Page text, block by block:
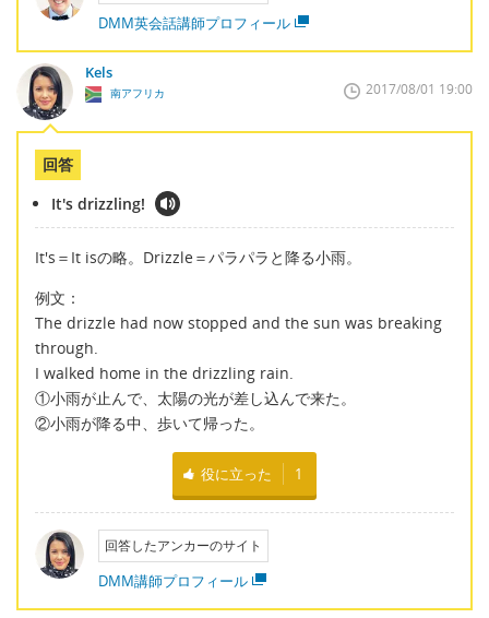
DMM英会話講師プロフィール
Kels
南アフリカ 2017/08/01 19:00
回答
It's drizzling!
It's＝It isの略。Drizzle＝パラパラと降る小雨。
例文：
The drizzle had now stopped and the sun was breaking
through.
I walked home in the drizzling rain.
①小雨が止んで、太陽の光が差し込んで来た。
②小雨が降る中、歩いて帰った。
役に立った 1
回答したアンカーのサイト
DMM講師プロフィール